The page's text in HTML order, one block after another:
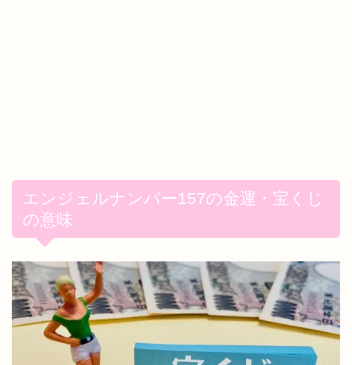
エンジェルナンバー157の金運・宝くじ
の意味